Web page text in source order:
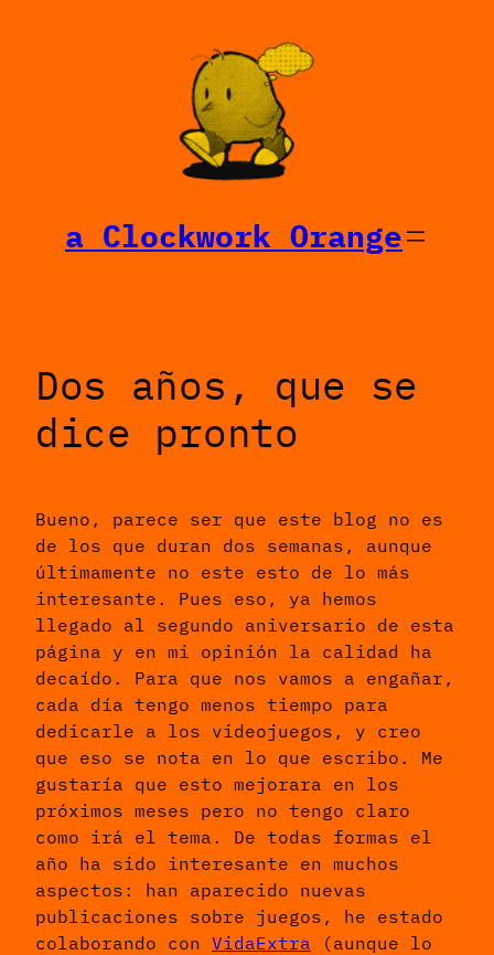
a Clockwork Orange
Dos años, que se
dice pronto
Bueno, parece ser que este blog no es
de los que duran dos semanas, aunque
últimamente no este esto de lo más
interesante. Pues eso, ya hemos
llegado al segundo aniversario de esta
página y en mi opinión la calidad ha
decaído. Para que nos vamos a engañar,
cada día tengo menos tiempo para
dedicarle a los videojuegos, y creo
que eso se nota en lo que escribo. Me
gustaría que esto mejorara en los
próximos meses pero no tengo claro
como irá el tema. De todas formas el
año ha sido interesante en muchos
aspectos: han aparecido nuevas
publicaciones sobre juegos, he estado
colaborando con VidaExtra (aunque lo